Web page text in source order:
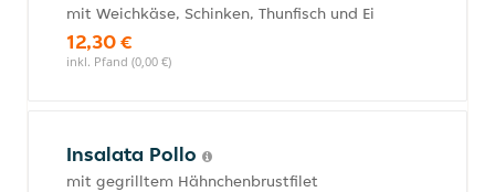
mit Weichkäse, Schinken, Thunfisch und Ei
12,30 €
inkl. Pfand (0,00 €)
Insalata Pollo
mit gegrilltem Hähnchenbrustfilet